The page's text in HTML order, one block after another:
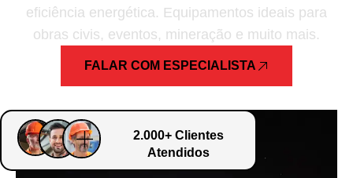
eficiência energética. Equipamentos ideais para
obras civis, eventos, mineração e muito mais.
FALAR COM ESPECIALISTA
2.000+ Clientes
Atendidos